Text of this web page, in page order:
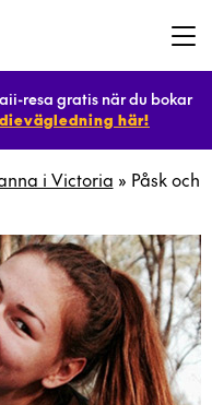
resa gratis när du bokar
här!
i Victoria » Påsk och